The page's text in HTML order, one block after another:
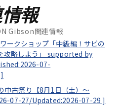
報
Gibson関連情報
ークショップ「中級編！サビの
攻略しよう」 supported by
07-
]
中古祭り【8月1日（土）～
07-27/Updated:2026-07-29 ]